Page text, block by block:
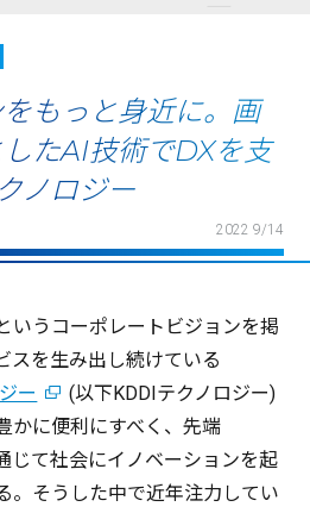
もっと身近に。画
たAI技術でDXを支
ノロジー
2022 9/14
いう コーポレートビジョンを掲
スを生み出し続けている
ー
(以下KDDIテクノロジー)
かに便利 にすべく、先端
じて社会にイノベーションを起
。そうした中で近年注力 してい